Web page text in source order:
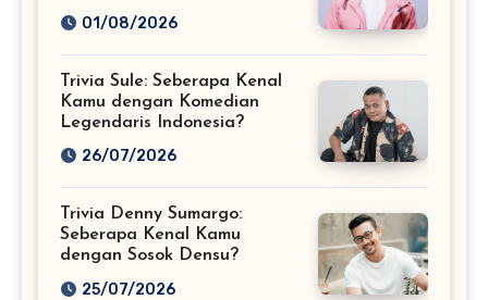
01/08/2026
Trivia Sule: Seberapa Kenal
Kamu dengan Komedian
Legendaris Indonesia?
26/07/2026
Trivia Denny Sumargo:
Seberapa Kenal Kamu
dengan Sosok Densu?
25/07/2026